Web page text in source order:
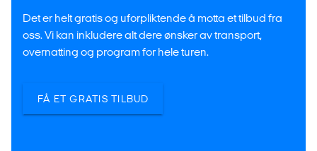
Det er helt gratis og uforpliktende å motta et tilbud fra
oss. Vi kan inkludere alt dere ønsker av transport,
overnatting og program for hele turen.
FÅ ET GRATIS TILBUD